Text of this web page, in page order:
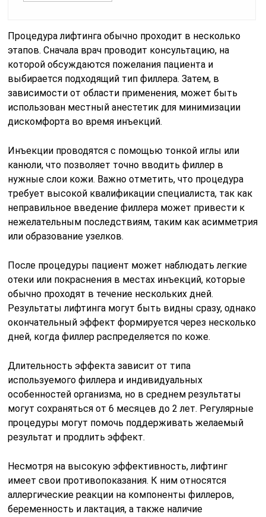
Процедура лифтинга обычно проходит в несколько
этапов. Сначала врач проводит консультацию, на
которой обсуждаются пожелания пациента и
выбирается подходящий тип филлера. Затем, в
зависимости от области применения, может быть
использован местный анестетик для минимизации
дискомфорта во время инъекций.
Инъекции проводятся с помощью тонкой иглы или
канюли, что позволяет точно вводить филлер в
нужные слои кожи. Важно отметить, что процедура
требует высокой квалификации специалиста, так как
неправильное введение филлера может привести к
нежелательным последствиям, таким как асимметрия
или образование узелков.
После процедуры пациент может наблюдать легкие
отеки или покраснения в местах инъекций, которые
обычно проходят в течение нескольких дней.
Результаты лифтинга могут быть видны сразу, однако
окончательный эффект формируется через несколько
дней, когда филлер распределяется по коже.
Длительность эффекта зависит от типа
используемого филлера и индивидуальных
особенностей организма, но в среднем результаты
могут сохраняться от 6 месяцев до 2 лет. Регулярные
процедуры могут помочь поддерживать желаемый
результат и продлить эффект.
Несмотря на высокую эффективность, лифтинг
имеет свои противопоказания. К ним относятся
аллергические реакции на компоненты филлеров,
беременность и лактация, а также наличие